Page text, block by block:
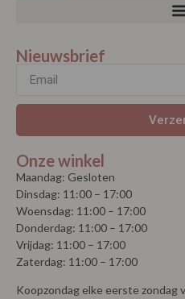
Nieuwsbrief
Onze winkel
Maandag: Gesloten
Dinsdag: 11:00 – 17:00
Woensdag: 11:00 – 17:00
Donderdag: 11:00 – 17:00
Vrijdag: 11:00 – 17:00
Zaterdag: 11:00 – 17:00
Koopzondag elke eerste zondag